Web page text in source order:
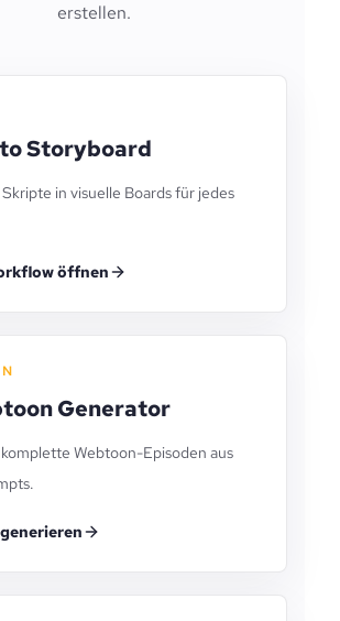
erstellen.
Storyboard
in visuelle Boards für jedes
öffnen
Generator
Webtoon-Episoden aus